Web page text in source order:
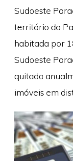
Sudoeste
território do
habitada por
Sudoeste
quitado
imóveis em